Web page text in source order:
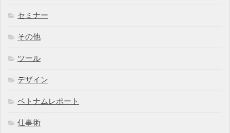
セミナー
その他
ツール
デザイン
ベトナムレポート
仕事術